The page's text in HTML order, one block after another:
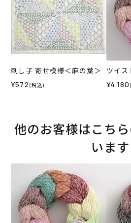
刺し子 寄せ模様＜麻の葉＞
¥572 (税込)
ツイ
¥4,180
他のお客様はこち
います